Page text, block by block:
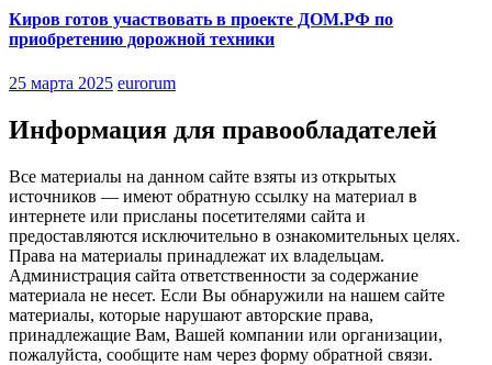
Киров готов участвовать в проекте ДОМ.РФ по
приобретению дорожной техники
25 марта 2025 eurorum
Информация для правообладателей
Все материалы на данном сайте взяты из открытых
источников — имеют обратную ссылку на материал в
интернете или присланы посетителями сайта и
предоставляются исключительно в ознакомительных целях.
Права на материалы принадлежат их владельцам.
Администрация сайта ответственности за содержание
материала не несет. Если Вы обнаружили на нашем сайте
материалы, которые нарушают авторские права,
принадлежащие Вам, Вашей компании или организации,
пожалуйста, сообщите нам через форму обратной связи.